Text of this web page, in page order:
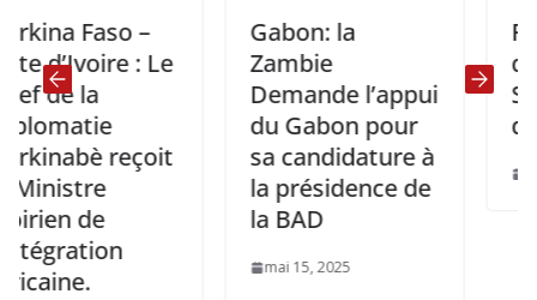
Faso –
: Le
la
reçoit
de
Gabon: la
Zambie
Demande l’appui
du Gabon pour
sa candidature à
la présidence de
la BAD
mai 15, 2025
RDC:
de la
avril 3,